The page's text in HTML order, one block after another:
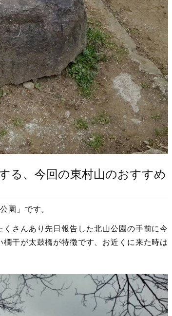
る、今回の東村山のおすすめ
園」です。
さんあり先日報告した北山公園の手前に今
干が太鼓橋が特徴です、お近くに来た時は